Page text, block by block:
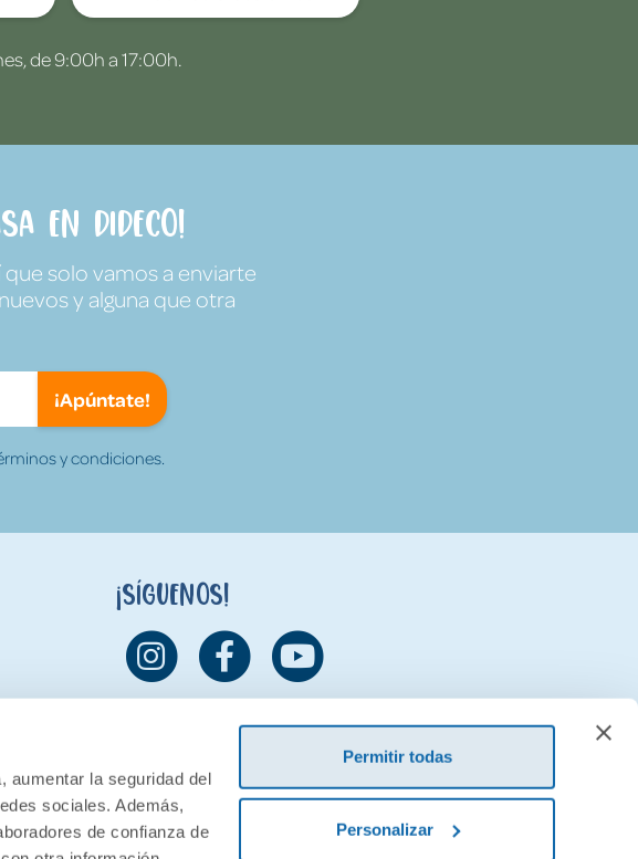
aumentar la seguridad del
sociales. Además,
de confianza de
Permitir todas
Personalizar
de 9:00h a 17:00h.
en Dideco!
solo vamos a enviarte
y alguna que otra
¡Apúntate!
y condiciones.
¡Síguenos!